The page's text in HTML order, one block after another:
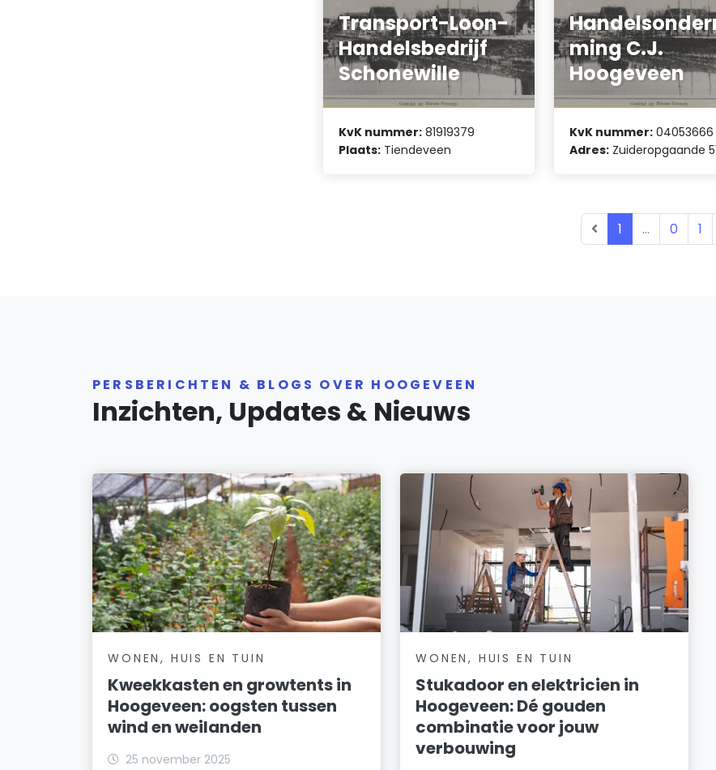
Transport-Loon-
Handelsbedrijf
Schonewille
KvK nummer: 81919379
Plaats: Tiendeveen
ming C.J.
Hoogeveen
KvK nummer: 04053666
Adres: Zuideropgaande
1 ... 0 1
PERSBERICHTEN & BLOGS OVER HOOGEVEEN
Inzichten, Updates & Nieuws
WONEN, HUIS EN TUIN
Kweekkasten en growtents in
Hoogeveen: oogsten tussen
wind en weilanden
25 november 2025
WONEN, HUIS EN TUIN
Stukadoor en elektricien in
Hoogeveen: Dé gouden
combinatie voor jouw
verbouwing